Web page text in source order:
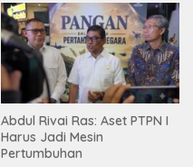
Abdul Rivai Ras: Aset PTPN I
Harus Jadi Mesin
Pertumbuhan